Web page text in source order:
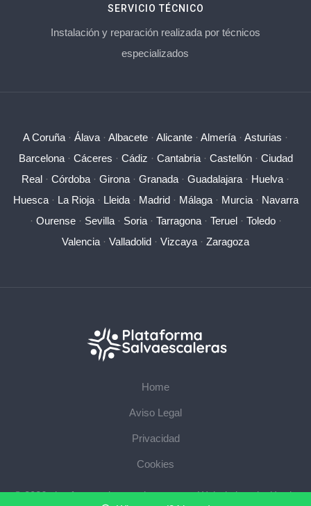
SERVICIO TÉCNICO
Instalación y reparación realizada por técnicos
especializados
A Coruña · Álava · Albacete · Alicante · Almería · Asturias ·
Barcelona· Cáceres · Cádiz · Cantabria· Castellón· Ciudad
Real · Córdoba · Girona · Granada · Guadalajara · Huelva ·
Huesca· La Rioja· Lleida· Madrid· Málaga· Murcia· Navarra
· Ourense· Sevilla· Soria· Tarragona· Teruel· Toledo·
Valencia · Valladolid · Vizcaya · Zaragoza
Home
Aviso Legal
Privacidad
Cookies
© 2026 plataformasalvaescaleras.com · Web de instalación de